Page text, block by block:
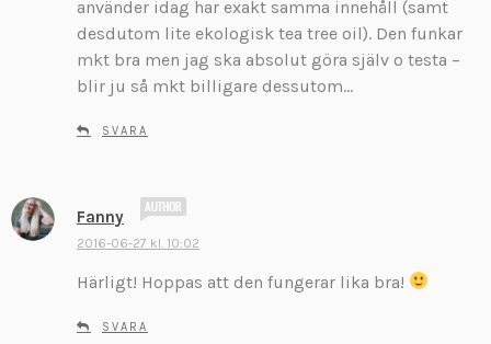
v
e
r
:
använder idag har exakt samma innehåll (samt
desdutom lite ekologisk tea tree oil). Den funkar
mkt bra men jag ska absolut göra själv o testa –
blir ju så mkt billigare dessutom…
SVARA
Fanny
i
2016-06-27 kl. 10:02
Härligt! Hoppas att den fungerar lika bra!
SVARA